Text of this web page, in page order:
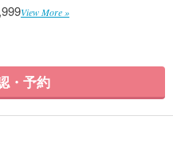
View More »
・予約